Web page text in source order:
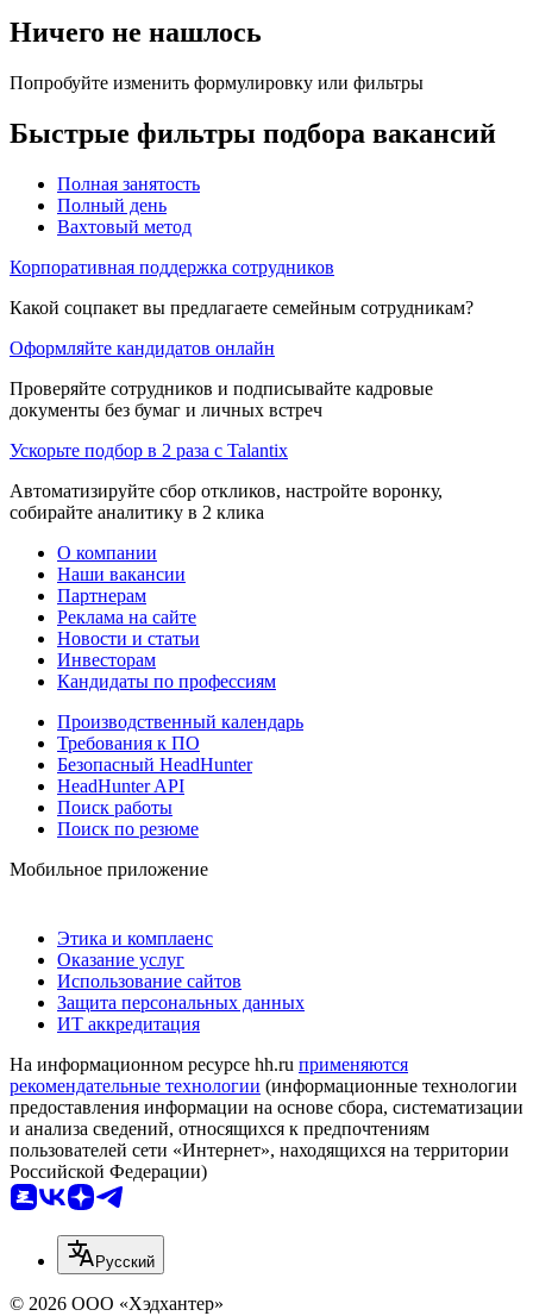
Ничего не нашлось
Попробуйте изменить формулировку или фильтры
Быстрые фильтры подбора вакансий
Полная занятость
Полный день
Вахтовый метод
Корпоративная поддержка сотрудников
Какой соцпакет вы предлагаете семейным сотрудникам?
Оформляйте кандидатов онлайн
Проверяйте сотрудников и подписывайте кадровые
документы без бумаг и личных встреч
Ускорьте подбор в 2 раза с Talantix
Автоматизируйте сбор откликов, настройте воронку,
собирайте аналитику в 2 клика
О компании
Наши вакансии
Партнерам
Реклама на сайте
Новости и статьи
Инвесторам
Кандидаты по профессиям
Производственный календарь
Требования к ПО
Безопасный HeadHunter
HeadHunter API
Поиск работы
Поиск по резюме
Мобильное приложение
Этика и комплаенс
Оказание услуг
Использование сайтов
Защита персональных данных
ИТ аккредитация
На информационном ресурсе hh.ru применяются
рекомендательные технологии (информационные технологии
предоставления информации на основе сбора, систематизации
и анализа сведений, относящихся к предпочтениям
пользователей сети «Интернет», находящихся на территории
Российской Федерации)
Русский
© 2026 ООО «Хэдхантер»